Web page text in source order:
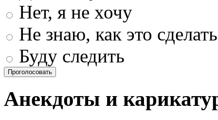
Нет, я не хочу
Не знаю, как это сделать
Буду следить
Проголосовать
Анекдоты и